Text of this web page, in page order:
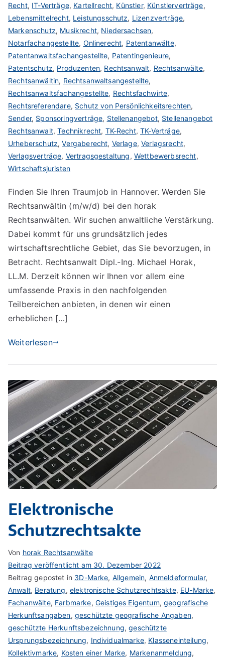
Recht, IT-Verträge, Kartellrecht, Künstler, Künstlerverträge,
Lebensmittelrecht, Leistungsschutz, Lizenzverträge,
Markenschutz, Musikrecht, Niedersachsen,
Notarfachangestellte, Onlinerecht, Patentanwälte,
Patentanwaltsfachangestellte, Patentingenieure,
Patentschutz, Produzenten, Rechtsanwalt, Rechtsanwälte,
Rechtsanwältin, Rechtsanwaltsangestellte,
Rechtsanwaltsfachangestellte, Rechtsfachwirte,
Rechtsreferendare, Schutz von Persönlichkeitsrechten,
Sender, Sponsoringverträge, Stellenangebot, Stellenangebot
Rechtsanwalt,Technikrecht, TK-Recht,TK-Verträge,
Urheberschutz,Vergaberecht, Verlage,Verlagsrecht,
Verlagsverträge, Vertragsgestaltung, Wettbewerbsrecht,
Wirtschaftsjuristen
Finden Sie Ihren Traumjob in Hannover. Werden Sie
Rechtsanwältin (m/w/d) bei den horak
Rechtsanwälten. Wir suchen anwaltliche Verstärkung.
Dabei kommt für uns grundsätzlich jedes
wirtschaftsrechtliche Gebiet, das Sie bevorzugen, in
Betracht. Rechtsanwalt Dipl.-Ing. Michael Horak,
LL.M. Derzeit können wir Ihnen vor allem eine
umfassende Praxis in den nachfolgenden
Teilbereichen anbieten, in denen wir einen
erheblichen […]
Weiterlesen
Elektronische
Schutzrechtsakte
Von horak Rechtsanwälte
Beitrag veröffentlicht am 30. Dezember 2022
Beitrag gepostet in 3D-Marke, Allgemein, Anmeldeformular,
Anwalt, Beratung, elektronische Schutzrechtsakte, EU-Marke,
Fachanwälte, Farbmarke, Geistiges Eigentum,geografische
Herkunftsangaben, geschützte geografische Angaben,
geschützte Herkunftsbezeichnung,geschützte
Ursprungsbezeichnung, Individualmarke, Klasseneinteilung,
Kollektivmarke, Kosten einer Marke, Markenanmeldung,